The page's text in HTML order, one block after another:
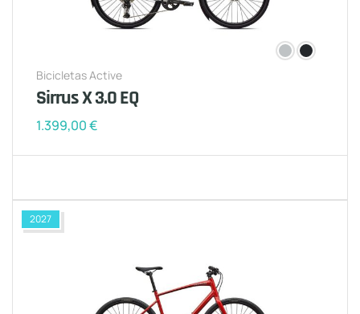
Bicicletas Active
Sirrus X 3.0 EQ
1.399,00€
2027